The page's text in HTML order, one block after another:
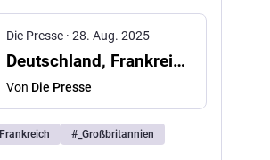
Die Presse · 28. Aug. 2025
Deutschland, Frankreich und Großbritannien wollen UN-Sanktionen wieder einführen
Von Die Presse
_Frankreich # _Großbritannien